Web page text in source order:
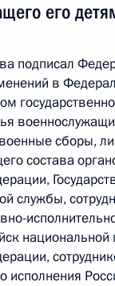
его
подписал
в
сборы,
состава
службы,
национальной
исполнения